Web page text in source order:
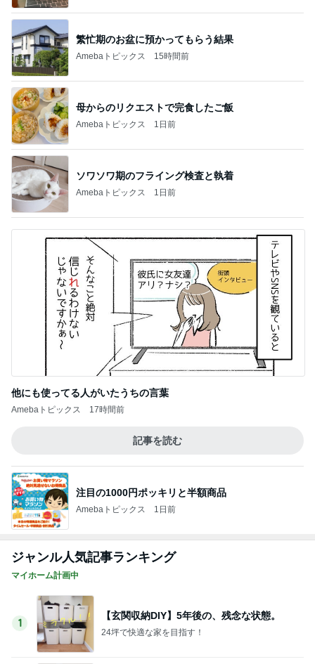
繁忙期のお盆に預かってもらう結果
Amebaトピックス 15時間前
母からのリクエストで完食したご飯
Amebaトピックス 1日前
ソワソワ期のフライング検査と執着
Amebaトピックス 1日前
他にも使ってる人がいたうちの言葉
Amebaトピックス 17時間前
記事を読む
注目の1000円ポッキリと半額商品
Amebaトピックス 1日前
ジャンル人気記事ランキング
マイホーム計画中
1
【玄関収納DIY】5年後の、残念な状態。
24坪で快適な家を目指す！